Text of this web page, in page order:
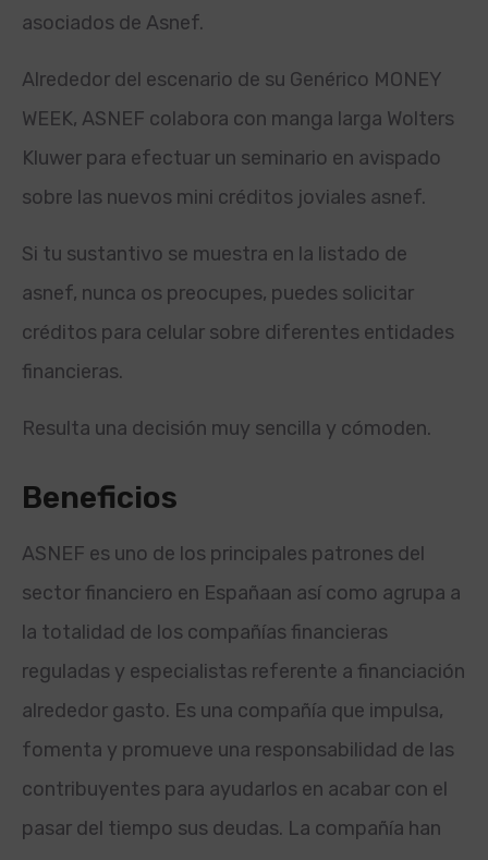
asociados de Asnef.
Alrededor del escenario de su Genérico MONEY
WEEK, ASNEF colabora con manga larga Wolters
Kluwer para efectuar un seminario en avispado
sobre las nuevos mini créditos joviales asnef.
Si tu sustantivo se muestra en la listado de
asnef, nunca os preocupes, puedes solicitar
créditos para celular sobre diferentes entidades
financieras.
Resulta una decisión muy sencilla y cómoden.
Beneficios
ASNEF es uno de los principales patrones del
sector financiero en Españaan así­ como agrupa a
la totalidad de los compañías financieras
reguladas y especialistas referente a financiación
alrededor gasto. Es una compañía que impulsa,
fomenta y promueve una responsabilidad de las
contribuyentes para ayudarlos en acabar con el
pasar del tiempo sus deudas. La compañía han